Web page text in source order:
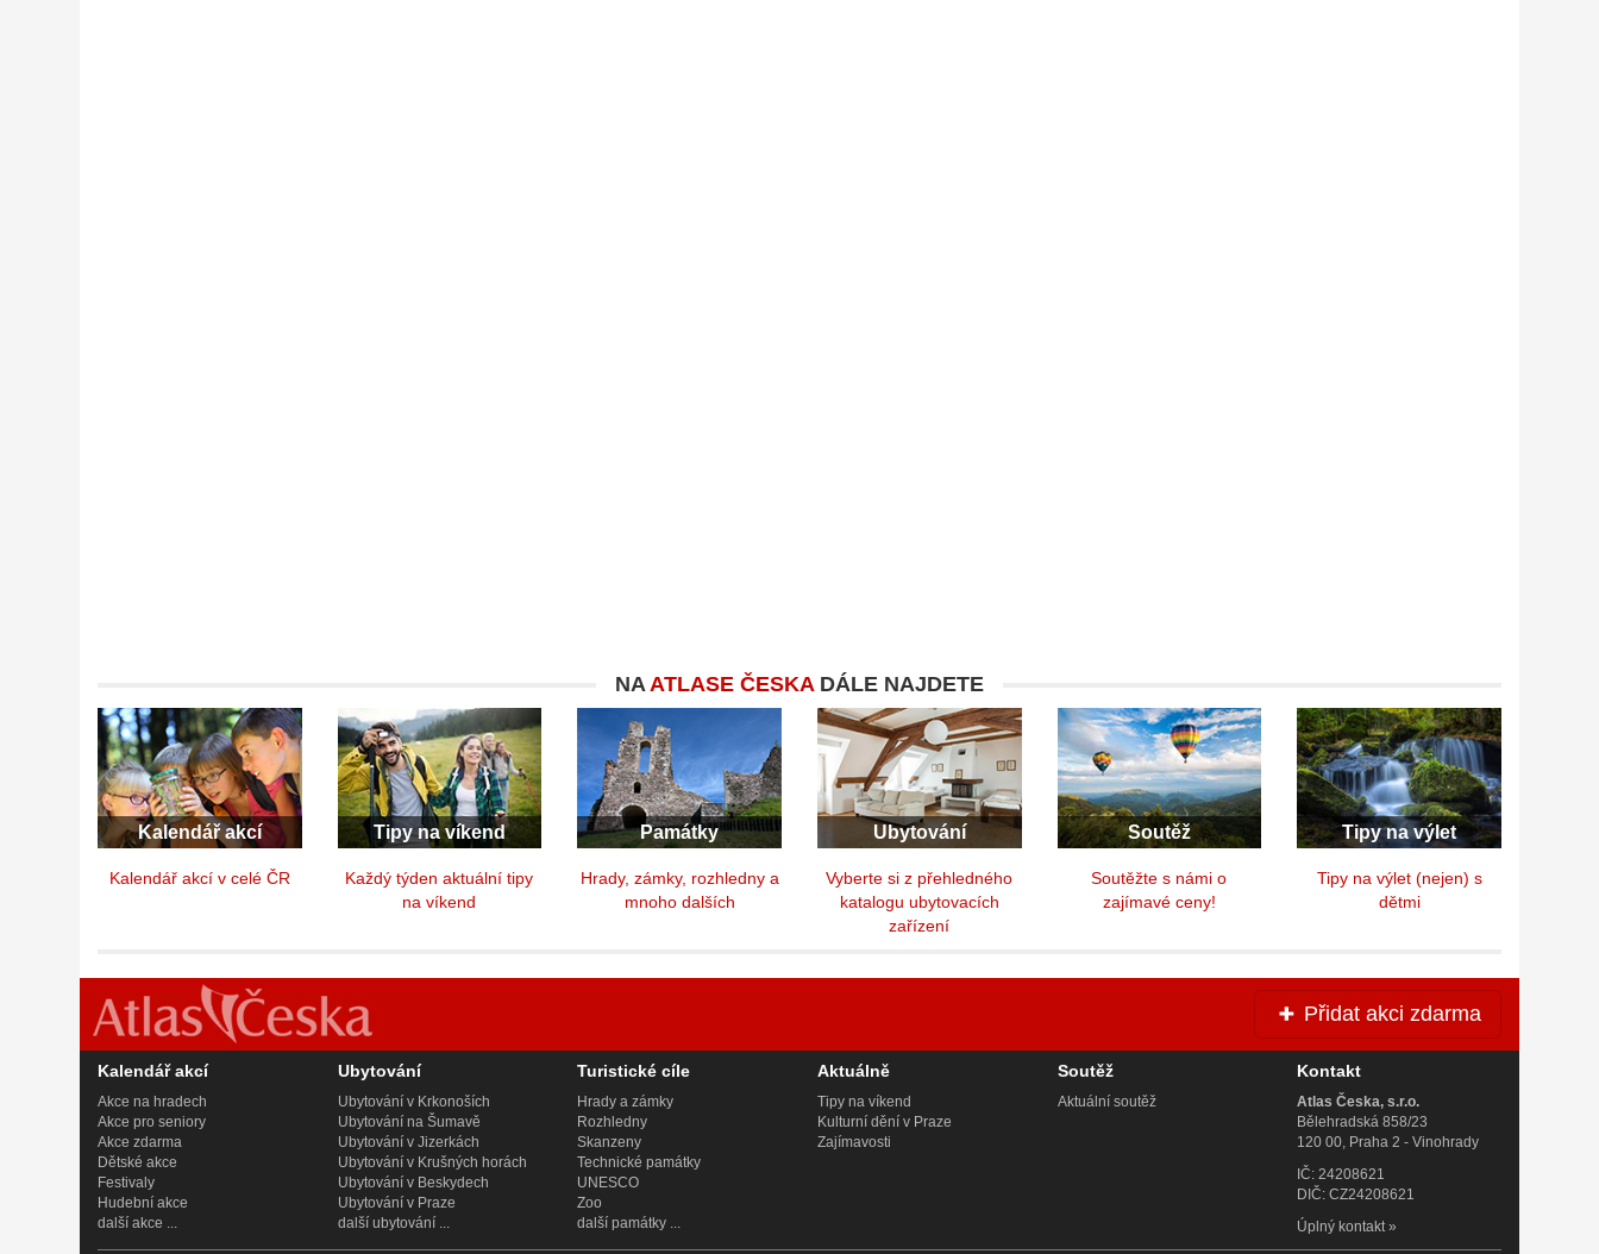
NAATLASE ČESKADÁLE NAJDETE
Kalendář akcí
Kalendář akcí v celé ČR
Tipy na víkend
Každý týden aktuální tipy
na víkend
Památky
Hrady, zámky, rozhledny a
mnoho dalších
Ubytování
Vyberte si z přehledného
katalogu ubytovacích
zařízení
Soutěž
Soutěžte s námi o
zajímavé ceny!
Tipy na výlet
Tipy na výlet (nejen) s
dětmi
Přidat akci zdarma
Kalendář akcí
Akce na hradech
Akce pro seniory
Akce zdarma
Dětské akce
Festivaly
Hudební akce
další akce ...
Ubytování
Ubytování v Krkonoších
Ubytování na Šumavě
Ubytování v Jizerkách
Ubytování v Krušných horách
Ubytování v Beskydech
Ubytování v Praze
další ubytování ...
Turistické cíle
Hrady a zámky
Rozhledny
Skanzeny
Technické památky
UNESCO
Zoo
další památky ...
Aktuálně
Tipy na víkend
Kulturní dění v Praze
Zajímavosti
Soutěž
Aktuální soutěž
Kontakt
Atlas Česka, s.r.o.
Bělehradská 858/23
120 00, Praha 2 - Vinohrady
IČ: 24208621
DIČ: CZ24208621
Úplný kontakt »